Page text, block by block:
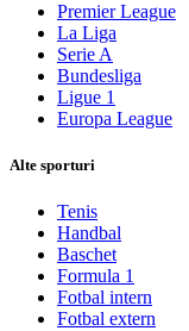
Premier League
La Liga
Serie A
Bundesliga
Ligue 1
Europa League
Alte sporturi
Tenis
Handbal
Baschet
Formula 1
Fotbal intern
Fotbal extern